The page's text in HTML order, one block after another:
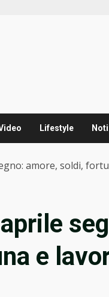
Lifestyle
amore, soldi,
e